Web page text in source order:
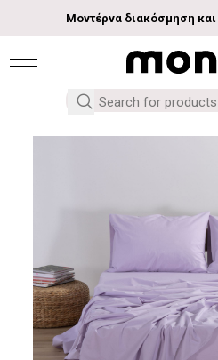
Μοντέρνα διακόσμηση και